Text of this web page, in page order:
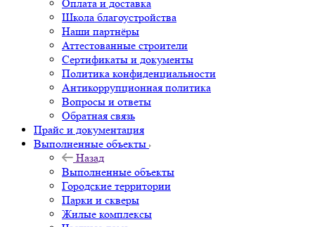
Оплата и доставка
Школа благоустройства
Наши партнёры
Аттестованные строители
Сертификаты и документы
Политика конфиденциальности
Антикоррупционная политика
Вопросы и ответы
Обратная связь
Прайс и документация
Выполненные объекты
Назад
Выполненные объекты
Городские территории
Парки и скверы
Жилые комплексы